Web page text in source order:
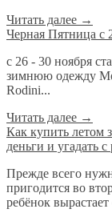
Читать далее →
Черная Пятница с
с 26 - 30 ноября
зимнюю одежду
Rodini...
Читать далее →
​Как купить летом
деньги и угадать
Прежде всего
пригодится во
ребёнок